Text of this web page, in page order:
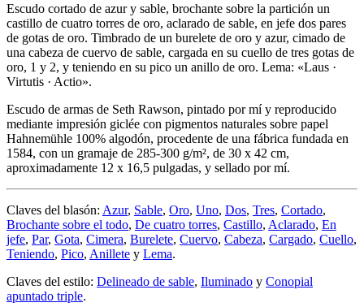
Escudo cortado de azur y sable, brochante sobre la partición un
castillo de cuatro torres de oro, aclarado de sable, en jefe dos pares
de gotas de oro. Timbrado de un burelete de oro y azur, cimado de
una cabeza de cuervo de sable, cargada en su cuello de tres gotas de
oro, 1 y 2, y teniendo en su pico un anillo de oro. Lema: «Laus ·
Virtutis · Actio».
Escudo de armas de Seth Rawson, pintado por mí y reproducido
mediante impresión giclée con pigmentos naturales sobre papel
Hahnemühle 100% algodón, procedente de una fábrica fundada en
1584, con un gramaje de 285-300 g/m², de 30 x 42 cm,
aproximadamente 12 x 16,5 pulgadas, y sellado por mí.
Claves del blasón: Azur, Sable, Oro, Uno, Dos, Tres, Cortado,
Brochante sobre el todo, De cuatro torres, Castillo, Aclarado, En
jefe, Par, Gota, Cimera, Burelete, Cuervo, Cabeza, Cargado, Cuello,
Teniendo, Pico, Anillete y Lema.
Claves del estilo: Delineado de sable, Iluminado y Conopial
apuntado triple.